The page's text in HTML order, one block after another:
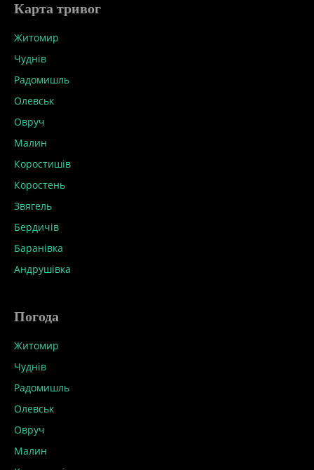
Карта тривог
Житомир
Чуднів
Радомишль
Олевськ
Овруч
Малин
Коростишів
Коростень
Звягель
Бердичів
Баранівка
Андрушівка
Погода
Житомир
Чуднів
Радомишль
Олевськ
Овруч
Малин